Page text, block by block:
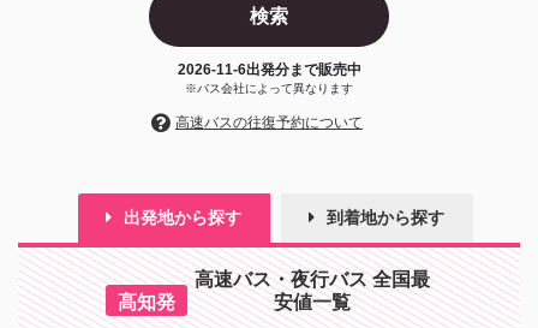
検索
2026-11-6出発分まで販売中
※バス会社によって異なります
高速バスの往復予約について
出発地から探す 到着地から探す
高知発
高速バス・夜行バス 全国最
安値一覧